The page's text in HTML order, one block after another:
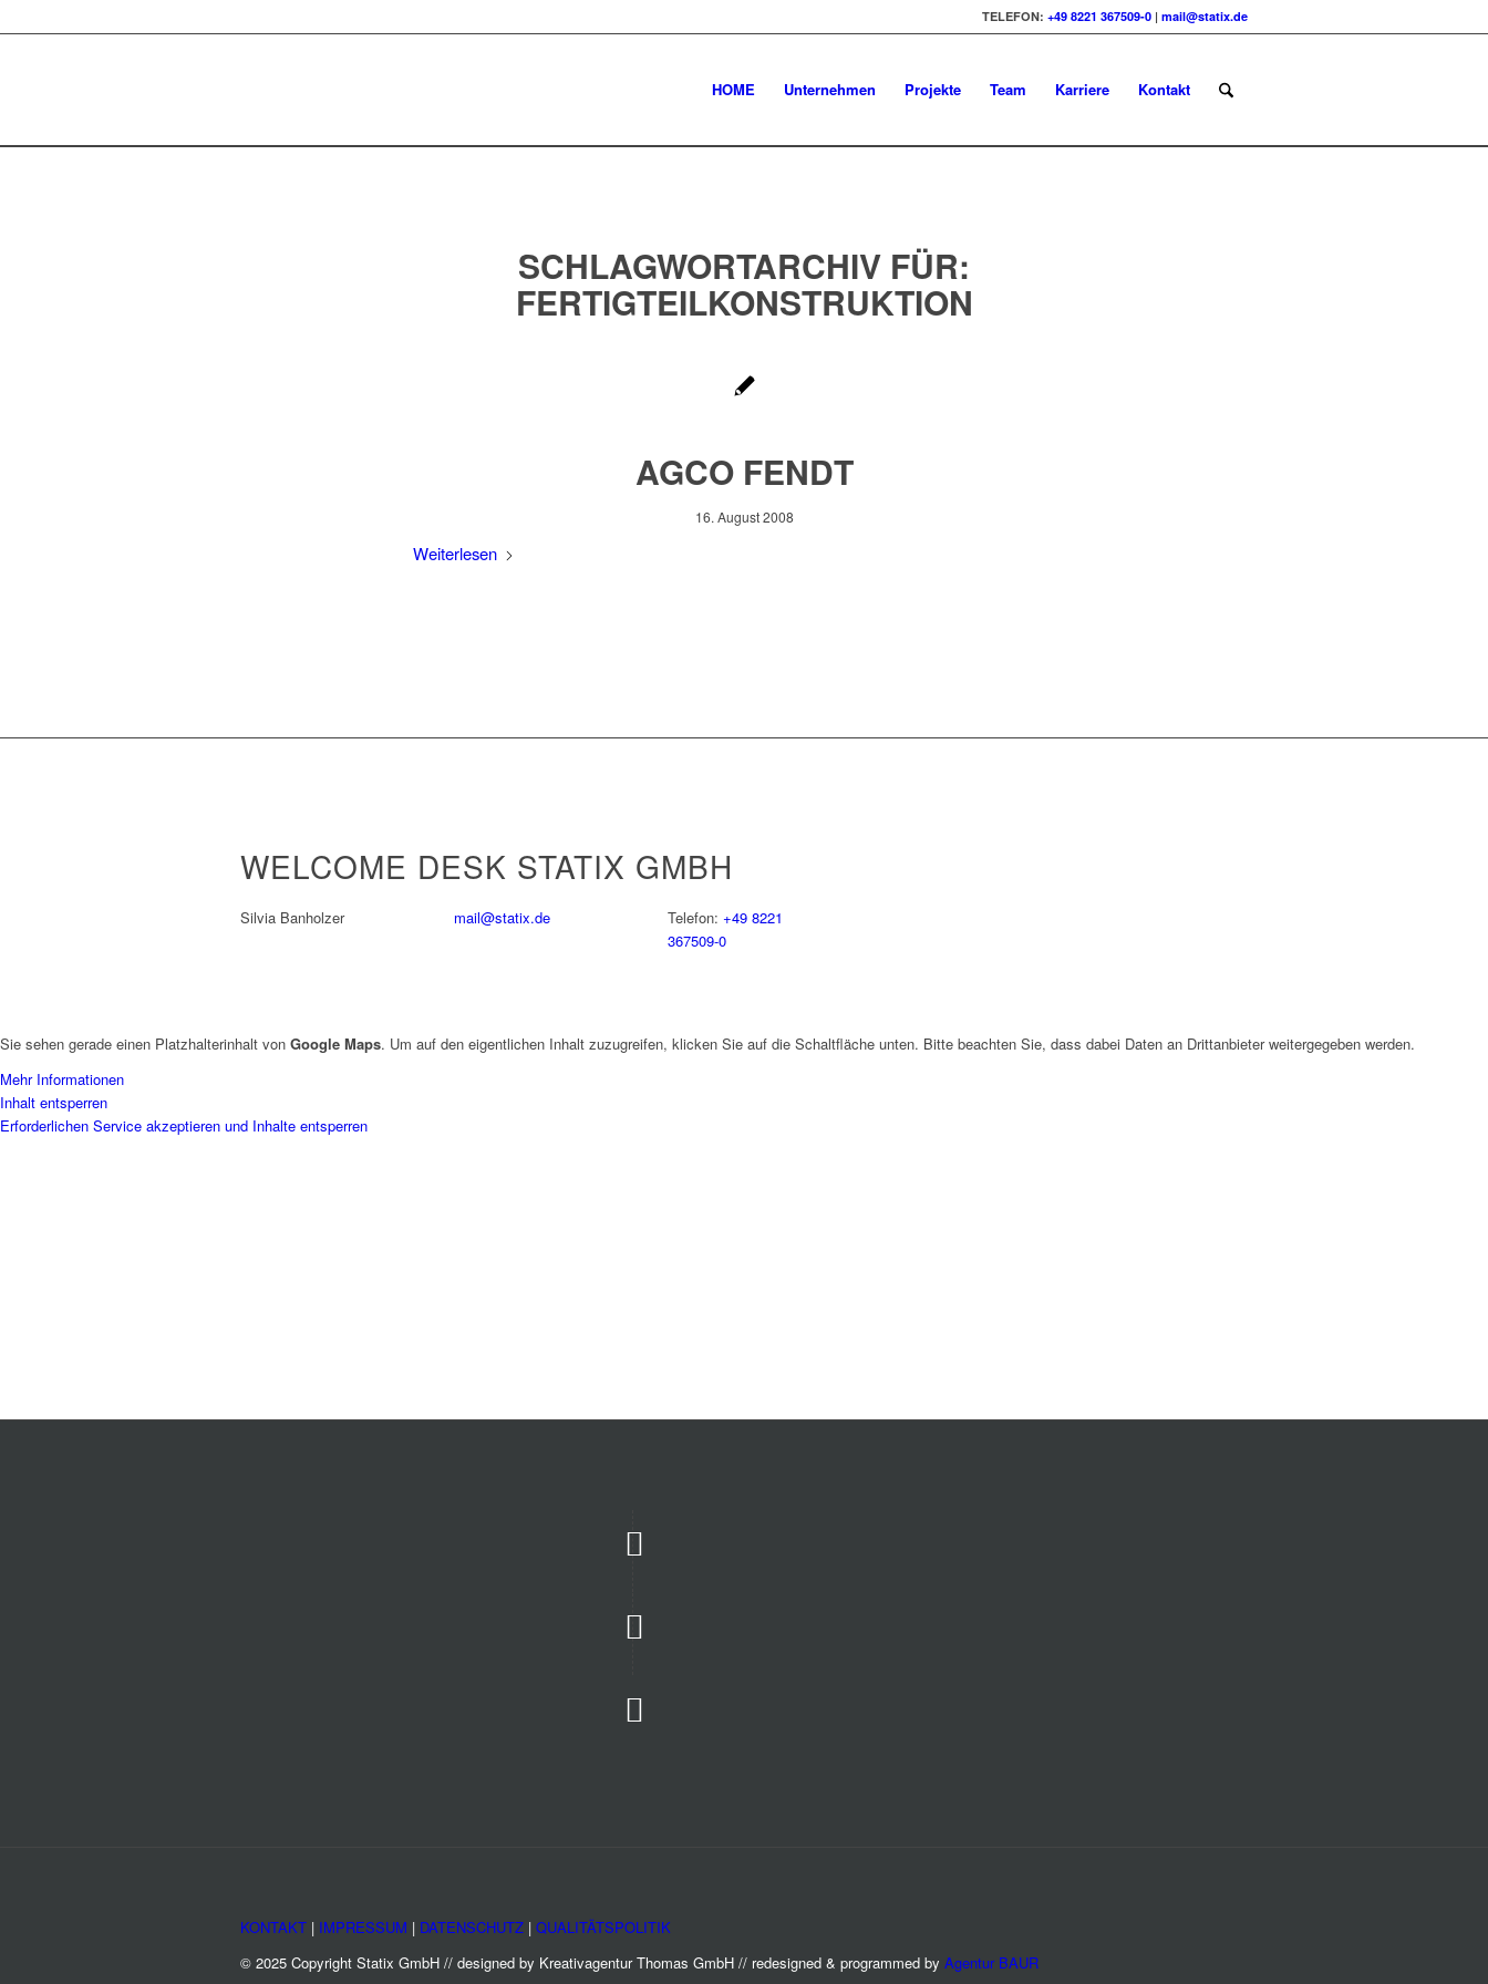
TELEFON: +49 8221 367509-0 | mail@statix.de
HOME Unternehmen Projekte Team Karriere Kontakt
SCHLAGWORTARCHIV FÜR:
FERTIGTEILKONSTRUKTION
AGCO FENDT
16. August 2008
Weiterlesen
WELCOME DESK STATIX GMBH
Silvia Banholzer mail@statix.de Telefon: +49 8221
367509-0
Sie sehen gerade einen Platzhalterinhalt von Google Maps. Um auf den eigentlichen Inhalt zuzugreifen, klicken Sie auf die Schaltfläche unten. Bitte beachten Sie, dass dabei Daten an Drittanbieter weitergegeben werden.
Mehr Informationen
Inhalt entsperren
Erforderlichen Service akzeptieren und Inhalte entsperren
KONTAKT | IMPRESSUM | DATENSCHUTZ | QUALITÄTSPOLITIK
© 2025 Copyright Statix GmbH // designed by Kreativagentur Thomas GmbH // redesigned & programmed by Agentur BAUR